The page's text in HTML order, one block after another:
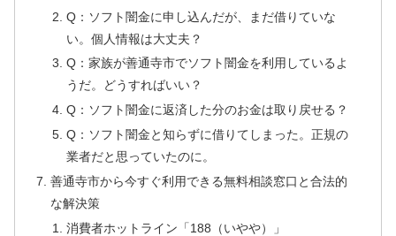
Q：ソフト闇金に申し込んだが、まだ借りていな
い。個人情報は大丈夫？
Q：家族が善通寺市でソフト闇金を利用しているよ
うだ。どうすればいい？
Q：ソフト闇金に返済した分のお金は取り戻せる？
Q：ソフト闇金と知らずに借りてしまった。正規の
業者だと思っていたのに。
善通寺市から今すぐ利用できる無料相談窓口と合法的
な解決策
消費者ホットライン「188（いやや）」